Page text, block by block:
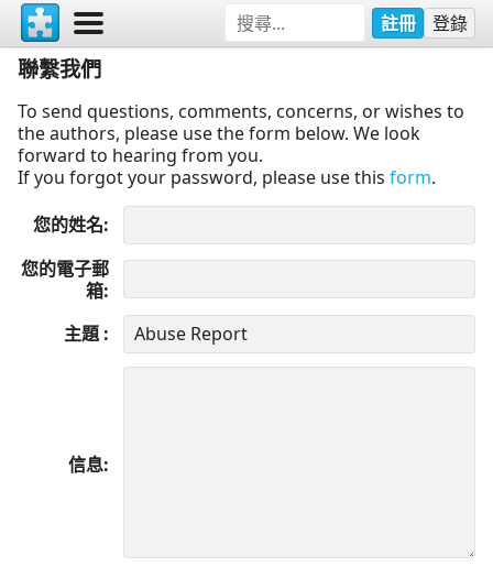
註冊 登錄
聯繫我們
To send questions, comments, concerns, or wishes to
the authors, please use the form below. We look
forward to hearing from you.
If you forgot your password, please use this form.
您的姓名
您的電子郵
箱
主題
信息